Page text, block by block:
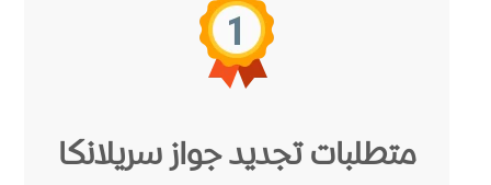
متطلبات تجديد جواز سريلانكا